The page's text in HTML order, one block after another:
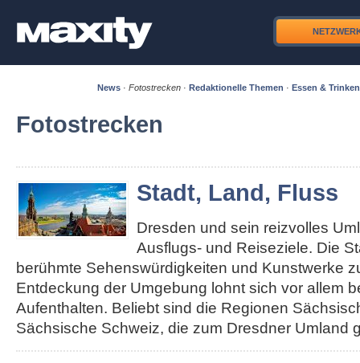
News· Fotostrecken· Redaktionelle Themen · Essen & Trinken
Fotostrecken
Stadt, Land, Fluss
Dresden und sein reizvolles
Ausflugs- und Reiseziele. Die
berühmte Sehenswürdigkeiten und Kunstwerke
Entdeckung der Umgebung lohnt sich vor allem
Aufenthalten. Beliebt sind die Regionen
Sächsische Schweiz, die zum Dresdner Umland